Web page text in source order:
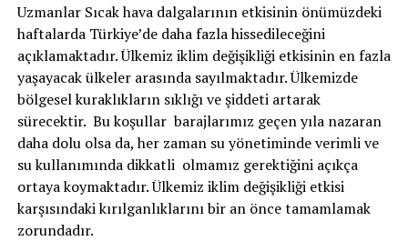
Uzmanlar Sıcak hava dalgalarının etkisinin önümüzdeki
haftalarda Türkiye’de daha fazla hissedileceğini
açıklamaktadır. Ülkemiz iklim değişikliği etkisinin en fazla
yaşayacak ülkeler arasında sayılmaktadır. Ülkemizde
bölgesel kuraklıkların sıklığı ve şiddeti artarak
sürecektir. Bu koşullar barajlarımız geçen yıla nazaran
daha dolu olsa da, her zaman su yönetiminde verimli ve
su kullanımında dikkatli olmamız gerektiğini açıkça
ortaya koymaktadır. Ülkemiz iklim değişikliği etkisi
karşısındaki kırılganlıklarını bir an önce tamamlamak
zorundadır.